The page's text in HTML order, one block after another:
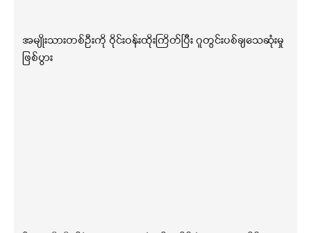
အမျိုးသားတစ်ဦးကို ဝိုင်းဝန်းထိုးကြိတ်ပြီး ဂူတွင်းပစ်ချသေဆုံးမှု
ဖြစ်ပွား